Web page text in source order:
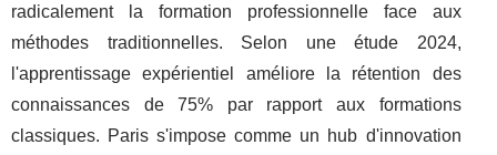
radicalement la formation professionnelle face aux
méthodes traditionnelles. Selon une étude 2024,
l'apprentissage expérientiel améliore la rétention des
connaissances de 75% par rapport aux formations
classiques. Paris s'impose comme un hub d'innovation